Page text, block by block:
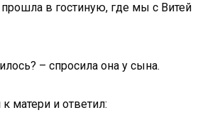
в гостиную, где мы с Витей
– спросила она у сына.
матери и ответил: